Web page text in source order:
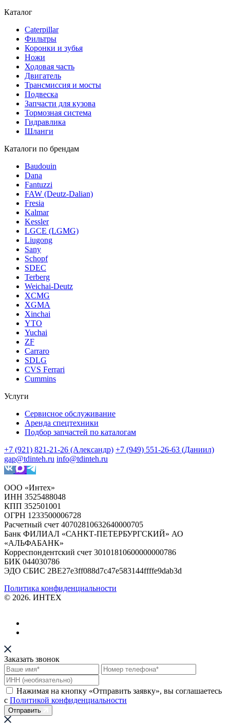
Каталог
Caterpillar
Фильтры
Коронки и зубья
Ножи
Ходовая часть
Двигатель
Трансмиссия и мосты
Подвеска
Запчасти для кузова
Тормозная система
Гидравлика
Шланги
Каталоги по брендам
Baudouin
Dana
Fantuzzi
FAW (Deutz-Dalian)
Fresia
Kalmar
Kessler
LGCE (LGMG)
Liugong
Sany
Schopf
SDEC
Terberg
Weichai-Deutz
XCMG
XGMA
Xinchai
YTO
Yuchai
ZF
Carraro
SDLG
CVS Ferrari
Cummins
Услуги
Сервисное обслуживание
Аренда спецтехники
Подбор запчастей по каталогам
+7 (921) 821-21-26 (Александр) +7 (949) 551-26-63 (Даниил)
gap@tdinteh.ru info@tdinteh.ru
ООО «Интех»
ИНН 3525488048
КПП 352501001
ОГРН 1233500006728
Расчетный счет 40702810632640000705
Банк ФИЛИАЛ «САНКТ-ПЕТЕРБУРГСКИЙ» АО
«АЛЬФАБАНК»
Корреспондентский счет 30101810600000000786
БИК 044030786
ЭДО СБИС 2BE27e3ff088d7c47e583144ffffe9dab3d
Политика конфиденциальности
© 2026. ИНТЕХ
Заказать звонок
Нажимая на кнопку «Отправить заявку», вы соглашаетесь
с Политикой конфиденциальности
Отправить